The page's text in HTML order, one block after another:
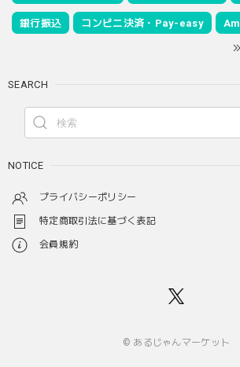
銀行振込 コンビニ決済・Pay-easy
SEARCH
NOTICE
プライバシーポリシー
特定商取引法に基づく表記
会員規約
© あるじゃんマーケット